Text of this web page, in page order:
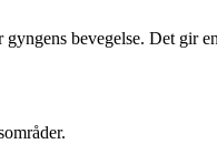
bevegelse. Det gir